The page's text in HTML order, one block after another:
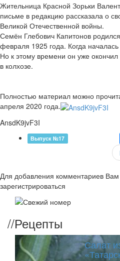
Жительница Красной Зорьки
письме в редакцию рассказала о
Великой Отечественной войны.
Семён Глебович Капитонов
февраля 1925 года. Когда
Но к этому времени он уже
в колхозе.
Полностью материал можно
апреля 2020 года.
AnsdK9jvF3I
Выпуск №17
Для добавления комментариев
зарегистрироваться
//Рецепты
Салат